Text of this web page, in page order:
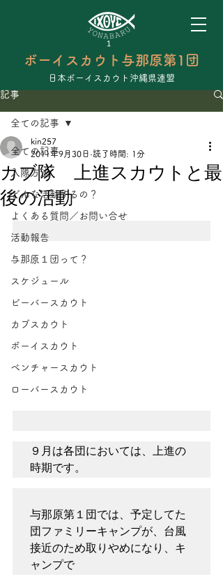
ボーイスカウト与那原第1団
日本ボーイスカウト沖縄県連盟
記事
全ての記事
入隊方法
どんな活動するの？
よくある質問／お問い合せ
活動報告
与那原１団って？
スケジュール
ビーバースカウト
カブスカウト
ボーイスカウト
ベンチャースカウト
ローバースカウト
全ての記事
カブ隊 上進スカウトと最
後の活動
kin257
2011年9月30日 読了時間: 1分
９月は各団においては、上進の
時期です。
与那原第１団では、予定してた
団ファミリーキャンプが、台風
接近のため取りやめになり、キ
ャンプで